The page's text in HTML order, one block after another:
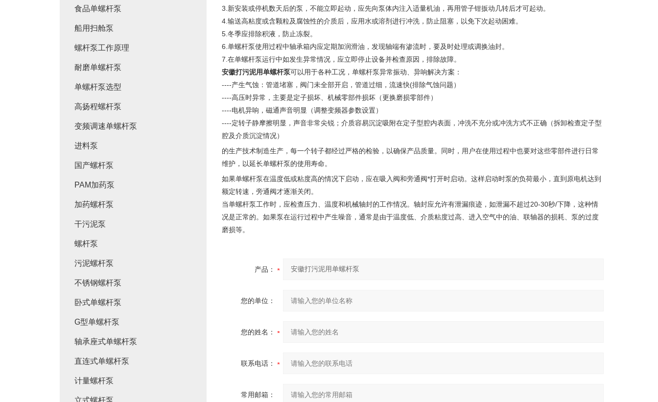
3.新安装或停机数天后的泵，不能立即起动，应先向泵体内注入适量机油，再用管子钳扳动几转后才可起动。
4.输送高粘度或含颗粒及腐蚀性的介质后，应用水或溶剂进行冲洗，防止阻塞，以免下次起动困难。
5.冬季应排除积液，防止冻裂。
6.单螺杆泵使用过程中轴承箱内应定期加润滑油，发现轴端有渗流时，要及时处理或调换油封。
7.在单螺杆泵运行中如发生异常情况，应立即停止设备并检查原因，排除故障。
安徽打污泥用单螺杆泵可以用于各种工况，单螺杆泵异常振动、异响解决方案：
----产生气蚀：管道堵塞，阀门未全部开启，管道过细，流速快(排除气蚀问题）
----高压时异常，主要是定子损坏、机械零部件损坏（更换磨损零部件）
----电机异响，磁通声音明显（调整变频器参数设置）
----定转子静摩擦明显，声音非常尖锐；介质容易沉淀吸附在定子型腔内表面，冲洗不充分或冲洗方式不正确（拆卸检查定子型
腔及介质沉淀情况）
的生产技术制造生产，每一个转子都经过严格的检验，以确保产品质量。同时，用户在使用过程中也要对这些零部件进行日常
维护，以延长单螺杆泵的使用寿命。
如果单螺杆泵在温度低或粘度高的情况下启动，应在吸入阀和旁通阀*打开时启动。这样启动时泵的负荷最小，直到原电机达到
额定转速，旁通阀才逐渐关闭。
当单螺杆泵工作时，应检查压力、温度和机械轴封的工作情况。轴封应允许有泄漏痕迹，如泄漏不超过20-30秒/下降，这种情
况是正常的。如果泵在运行过程中产生噪音，通常是由于温度低、介质粘度过高、进入空气中的油、联轴器的损耗、泵的过度
磨损等。
产品：
您的单位：
您的姓名：
联系电话：
常用邮箱：
食品单螺杆泵
船用扫舱泵
螺杆泵工作原理
耐磨单螺杆泵
单螺杆泵选型
高扬程螺杆泵
变频调速单螺杆泵
进料泵
国产螺杆泵
PAM加药泵
加药螺杆泵
干污泥泵
螺杆泵
污泥螺杆泵
不锈钢螺杆泵
卧式单螺杆泵
G型单螺杆泵
轴承座式单螺杆泵
直连式单螺杆泵
计量螺杆泵
立式螺杆泵